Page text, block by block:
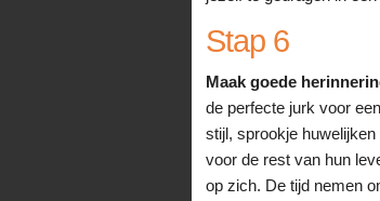
Stap 6
Maak goede
de perfecte jurk voor
stijl, sprookje
voor de rest van hun
op zich. De tijd nemen